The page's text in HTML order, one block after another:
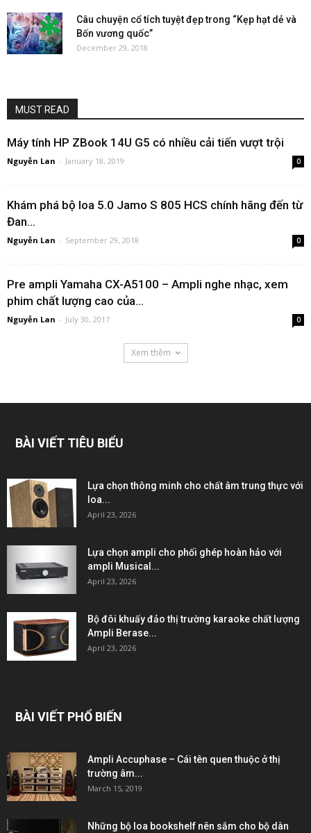
Câu chuyện cổ tích tuyệt đẹp trong “Kẹp hạt dẻ và
Bốn vương quốc”
December 29, 2018
MUST READ
Máy tính HP ZBook 14U G5 có nhiều cải tiến vượt trội
Nguyễn Lan - January 18, 2019 0
Khám phá bộ loa 5.0 Jamo S 805 HCS chính hãng đến từ
Đan...
Nguyễn Lan - September 29, 2018 0
Pre ampli Yamaha CX-A5100 – Ampli nghe nhạc, xem
phim chất lượng cao của...
Nguyễn Lan - July 30, 2017 0
Xem thêm
BÀI VIẾT TIÊU BIỂU
Lựa chọn thông minh cho chất âm trung thực với
loa...
April 23, 2026
Lựa chọn ampli cho phối ghép hoàn hảo với
ampli Musical...
April 23, 2026
Bộ đôi khuấy đảo thị trường karaoke chất lượng
Ampli Berase...
April 23, 2026
BÀI VIẾT PHỔ BIẾN
Ampli Accuphase – Cái tên quen thuộc ở thị
trường âm...
March 15, 2019
Những bộ loa bookshelf nên sắm cho bộ dàn